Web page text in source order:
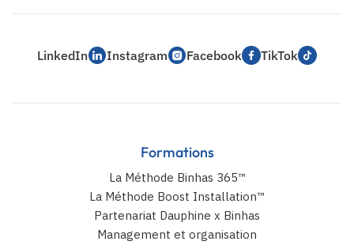
LinkedIn Instagram Facebook TikTok
Formations
La Méthode Binhas 365™
La Méthode Boost Installation™
Partenariat Dauphine x Binhas
Management et organisation